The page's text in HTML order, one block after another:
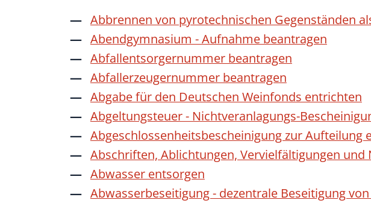
Abbrennen von pyrotechnischen Gegenständen
Abendgymnasium - Aufnahme beantragen
Abfallentsorgernummer beantragen
Abfallerzeugernummer beantragen
Abgabe für den Deutschen Weinfonds entrichten
Abgeltungsteuer - Nichtveranlagungs-
Abgeschlossenheitsbescheinigung zur Aufteilung
Abschriften, Ablichtungen, Vervielfältigungen und
Abwasser entsorgen
Abwasserbeseitigung - dezentrale Beseitigung